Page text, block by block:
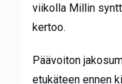
viikolla Millin
kertoo.
Päävoiton
etukäteen ennen